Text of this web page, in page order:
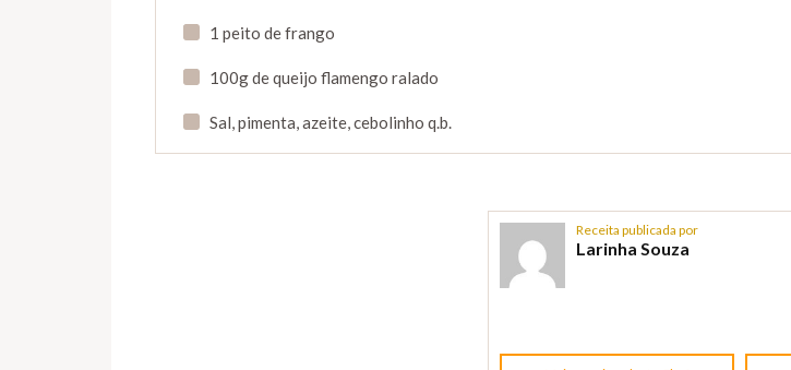
1 peito de frango
100g de queijo flamengo ralado
Sal, pimenta, azeite, cebolinho q.b.
Receita publicada por
Larinha Souza